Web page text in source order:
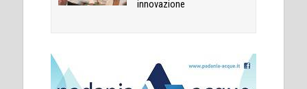
innovazione